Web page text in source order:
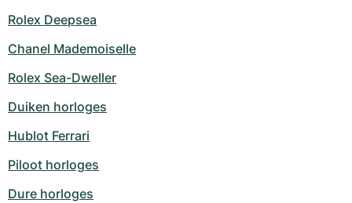
Rolex Deepsea
Chanel Mademoiselle
Rolex Sea-Dweller
Duiken horloges
Hublot Ferrari
Piloot horloges
Dure horloges